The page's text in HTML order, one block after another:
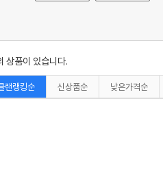
상품이 있습니다.
랜랭킹순 신상품순 낮은가격순